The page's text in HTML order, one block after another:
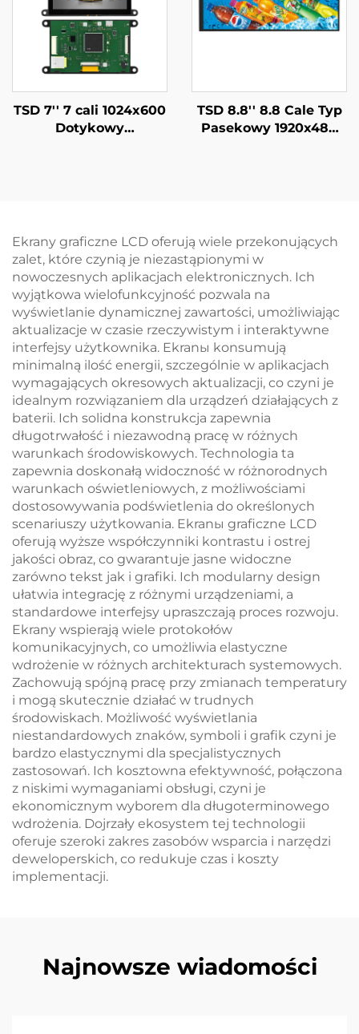
Smart LCD
TSD 7'' 7 cali 1024x600
Dotykowy
Smart LCD
TSD 8.8'' 8.8 Cale Typ
Pasekowy 1920x480
Ekrany graficzne LCD oferują wiele przekonujących
zalet, które czynią je niezastąpionymi w
nowoczesnych aplikacjach elektronicznych. Ich
wyjątkowa wielofunkcyjność pozwala na
wyświetlanie dynamicznej zawartości, umożliwiając
aktualizacje w czasie rzeczywistym i interaktywne
interfejsy użytkownika. Ekranы konsumują
minimalną ilość energii, szczególnie w aplikacjach
wymagających okresowych aktualizacji, co czyni je
idealnym rozwiązaniem dla urządzeń działających z
baterii. Ich solidna konstrukcja zapewnia
długotrwałość i niezawodną pracę w różnych
warunkach środowiskowych. Technologia ta
zapewnia doskonałą widoczność w różnorodnych
warunkach oświetleniowych, z możliwościami
dostosowywania podświetlenia do określonych
scenariuszy użytkowania. Ekranы graficzne LCD
oferują wyższe współczynniki kontrastu i ostrej
jakości obraz, co gwarantuje jasne widoczne
zarówno tekst jak i grafiki. Ich modularny design
ułatwia integrację z różnymi urządzeniami, a
standardowe interfejsy upraszczają proces rozwoju.
Ekrany wspierają wiele protokołów
komunikacyjnych, co umożliwia elastyczne
wdrożenie w różnych architekturach systemowych.
Zachowują spójną pracę przy zmianach temperatury
i mogą skutecznie działać w trudnych
środowiskach. Możliwość wyświetlania
niestandardowych znaków, symboli i grafik czyni je
bardzo elastycznymi dla specjalistycznych
zastosowań. Ich kosztowna efektywność, połączona
z niskimi wymaganiami obsługi, czyni je
ekonomicznym wyborem dla długoterminowego
wdrożenia. Dojrzały ekosystem tej technologii
oferuje szeroki zakres zasobów wsparcia i narzędzi
deweloperskich, co redukuje czas i koszty
implementacji.
Najnowsze wiadomości